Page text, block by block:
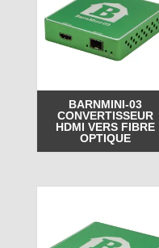
BARNMINI-03
CONVERTISSEUR
HDMI VERS FIBRE
OPTIQUE